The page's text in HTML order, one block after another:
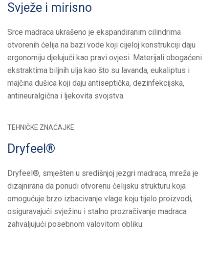
Svježe i mirisno
Srce madraca ukrašeno je ekspandiranim cilindrima
otvorenih ćelija na bazi vode koji cijeloj konstrukciji daju
ergonomiju djelujući kao pravi ovjesi. Materijali obogaćeni
ekstraktima biljnih ulja kao što su lavanda, eukaliptus i
majčina dušica koji daju antiseptička, dezinfekcijska,
antineuralgična i ljekovita svojstva.
TEHNIČKE ZNAČAJKE
Dryfeel®
Dryfeel®, smješten u središnjoj jezgri madraca, mreža je
dizajnirana da ponudi otvorenu ćelijsku strukturu koja
omogućuje brzo izbacivanje vlage koju tijelo proizvodi,
osiguravajući svježinu i stalno prozračivanje madraca
zahvaljujući posebnom valovitom obliku.